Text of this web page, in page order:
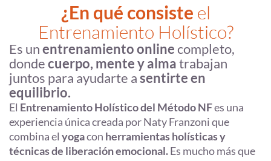
¿En qué consiste el
Entrenamiento Holístico?
Es unentrenamiento onlinecompleto,
dondecuerpo, mente y almatrabajan
juntos para ayudarte asentirte en
equilibrio.
El Entrenamiento Holístico del Método NFes una
experiencia única creada por Naty Franzoni que
combina el yogacon herramientas holísticas y
técnicas de liberación emocional.Es mucho más que